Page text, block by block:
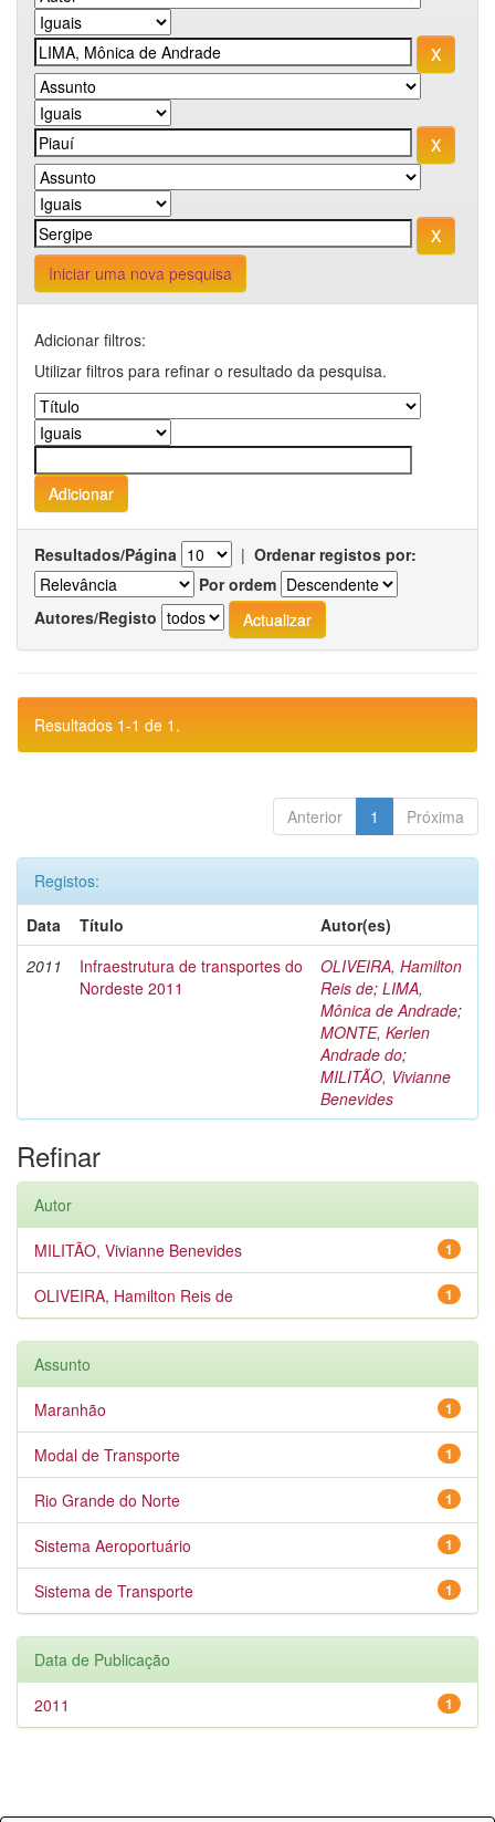
Iniciar uma nova pesquisa
Adicionar filtros:
Utilizar filtros para refinar o resultado da pesquisa.
Resultados/Página | Ordenar registos por:
Por ordem
Autores/Registo
Resultados 1-1 de 1.
Anterior 1 Próxima
Registos:
Data
Título
Autor(es)
2011
Infraestrutura de transportes do
Nordeste 2011
OLIVEIRA, Hamilton
Reis de; LIMA,
Mônica de Andrade;
MONTE, Kerlen
Andrade do;
MILITÃO, Vivianne
Benevides
Refinar
Autor
1
MILITÃO, Vivianne Benevides
1
OLIVEIRA, Hamilton Reis de
Assunto
1
Maranhão
1
Modal de Transporte
1
Rio Grande do Norte
1
Sistema Aeroportuário
1
Sistema de Transporte
Data de Publicação
1
2011